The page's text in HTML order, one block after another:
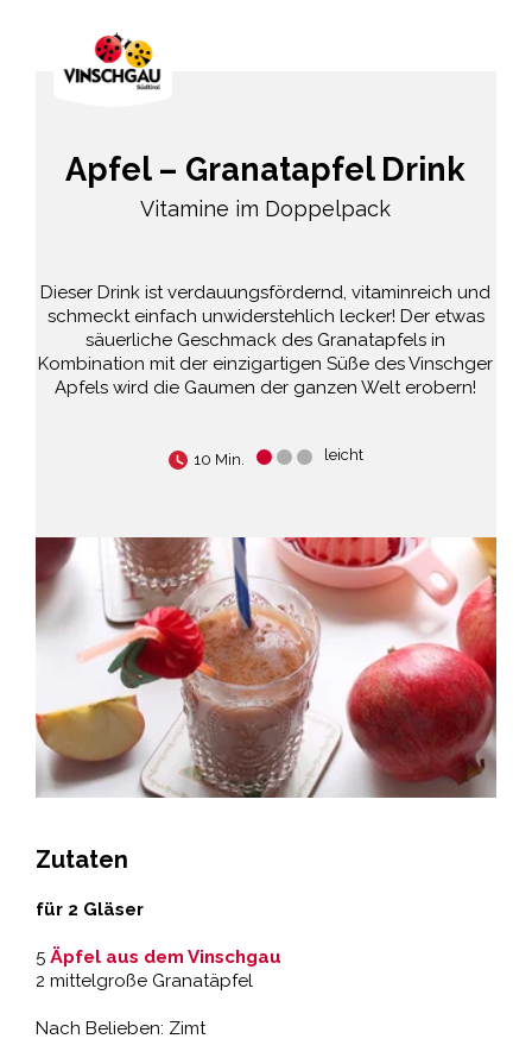
Apfel – Granatapfel Drink
Vitamine im Doppelpack
Dieser Drink ist verdauungsfördernd, vitaminreich und
schmeckt einfach unwiderstehlich lecker! Der etwas
säuerliche Geschmack des Granatapfels in
Kombination mit der einzigartigen Süße des Vinschger
Apfels wird die Gaumen der ganzen Welt erobern!
10 Min. leicht
Zutaten
für 2 Gläser
5 Äpfel aus dem Vinschgau
2 mittelgroße Granatäpfel
Nach Belieben: Zimt